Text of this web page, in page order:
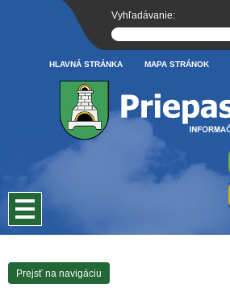
HLAVNÁ STRÁNKA MAPA STRÁNOK
Vyhľadávanie:
Prejsť na navigáciu